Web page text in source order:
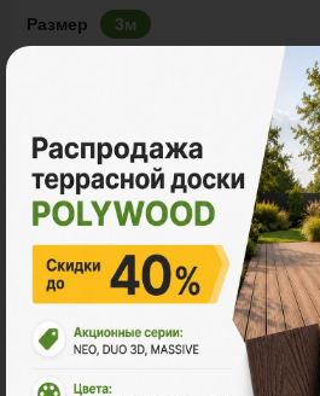
Размер 3м
Цена запог. м.:770 ₽
пог. м.
Итого заказ 3 пог. м.: 2310 ₽
В корзину